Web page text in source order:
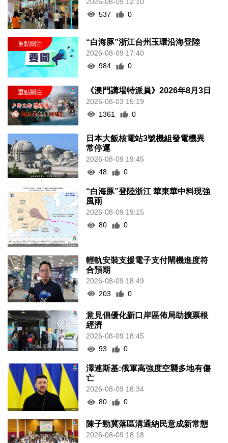
537
0
“白海豚”浙江台州玉環沿海登陸
2026-08-09 17:40
984
0
《澳門講場特派員》2026年8月3日
2026-08-03 15:19
1361
0
日本大飯核電站3號機組發電機異
常停運
2026-08-09 19:45
48
0
“白海豚”登陸浙江 華東華中料現強
風雨
2026-08-09 19:15
80
0
輕軌安裝支援電子支付閘機進度符
合預期
2026-08-09 18:49
203
0
意見倡優化新口岸區佈局助擴票根
經濟
2026-08-09 18:45
93
0
澤連斯基:俄軍高強度空襲多地有傷
亡
2026-08-09 18:34
80
0
陳子勁冀落區溝通納民意成新常態
2026-08-09 18:18